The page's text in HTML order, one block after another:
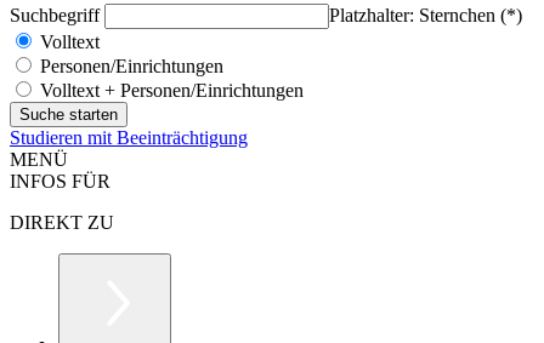
Suchbegriff
Platzhalter: Sternchen (*)
Volltext
Personen/Einrichtungen
Volltext + Personen/Einrichtungen
Studieren mit Beeinträchtigung
MENÜ
INFOS FÜR
DIREKT ZU